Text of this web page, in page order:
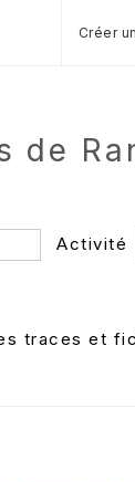
Créer
de
Activité
traces et